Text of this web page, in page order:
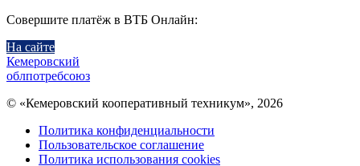
Совершите платёж в ВТБ Онлайн:
На сайте
Кемеровский
облпотребсоюз
© «Кемеровский кооперативный техникум», 2026
Политика конфиденциальности
Пользовательское соглашение
Политика использования cookies